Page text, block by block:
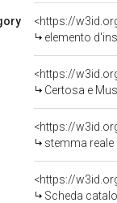
<https://
elemento
<https://
Certosa e
<https://
stemma
<https://
Scheda